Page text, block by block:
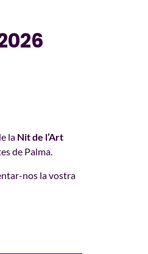
la Nit de l’Art
de Palma.
nos la vostra